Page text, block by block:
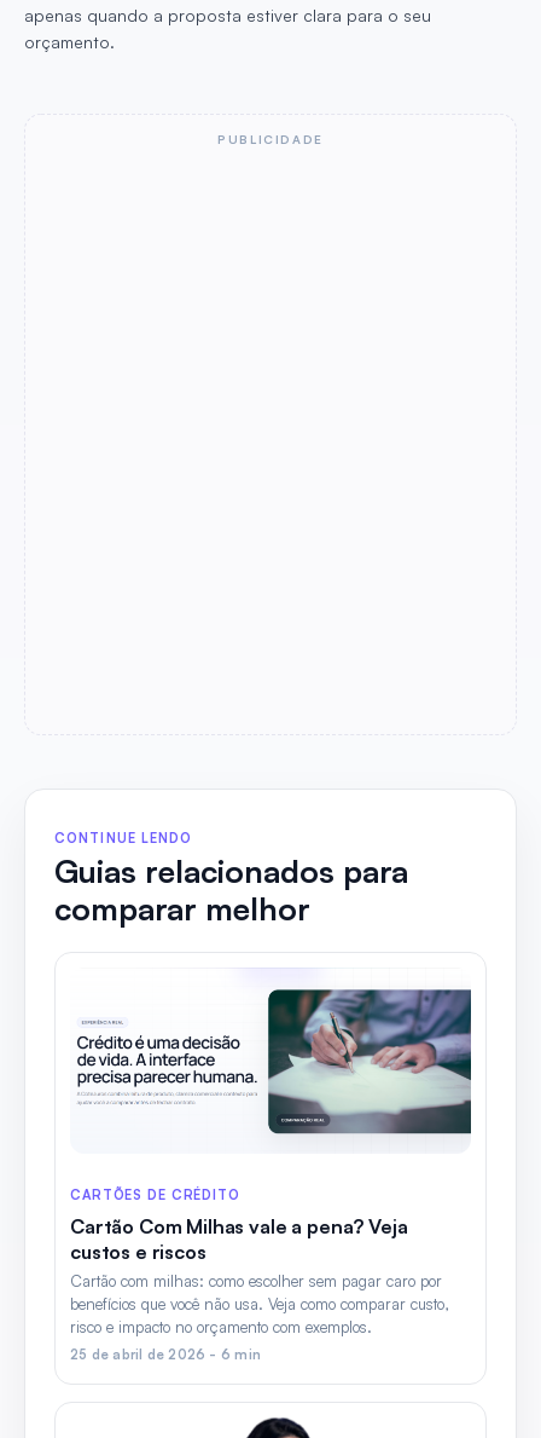
apenas quando a proposta estiver clara para o seu
orçamento.
PUBLICIDADE
CONTINUE LENDO
Guias relacionados para
comparar melhor
CARTÕES DE CRÉDITO
Cartão Com Milhas vale a pena? Veja
custos e riscos
Cartão com milhas: como escolher sem pagar caro por
benefícios que você não usa. Veja como comparar custo,
risco e impacto no orçamento com exemplos.
25 de abril de 2026 - 6 min